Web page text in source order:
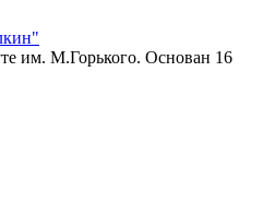
им. М.Горького. Основан 16